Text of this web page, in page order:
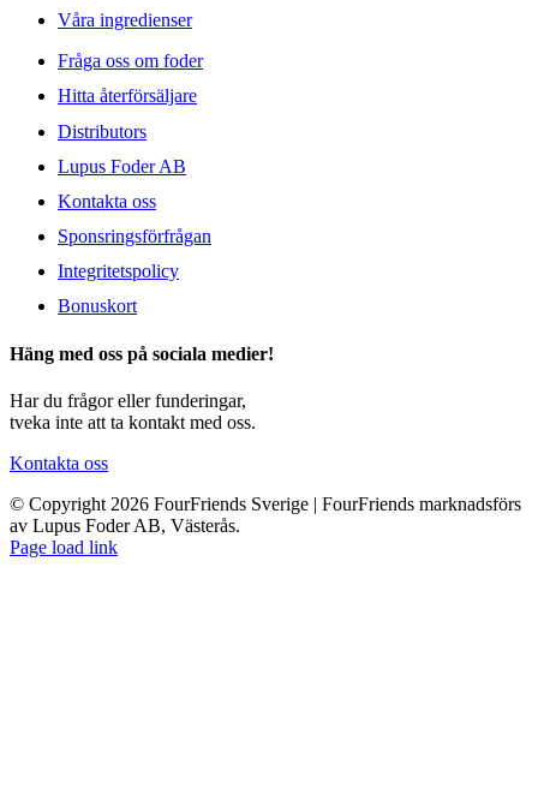
Våra ingredienser
Fråga oss om foder
Hitta återförsäljare
Distributors
Lupus Foder AB
Kontakta oss
Sponsringsförfrågan
Integritetspolicy
Bonuskort
Häng med oss på sociala medier!
Har du frågor eller funderingar,
tveka inte att ta kontakt med oss.
Kontakta oss
© Copyright 2026 FourFriends Sverige | FourFriends marknadsförs
av Lupus Foder AB, Västerås.
Page load link